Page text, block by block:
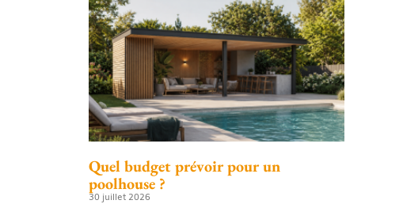
Quel budget prévoir pour un
poolhouse ?
30 juillet 2026